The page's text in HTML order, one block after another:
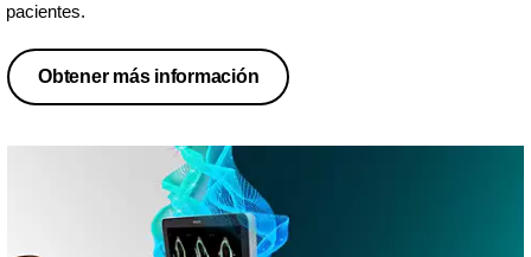
pacientes.
Obtener más información